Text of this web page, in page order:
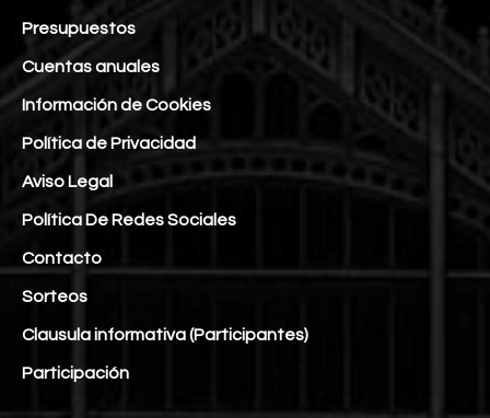
Presupuestos
Cuentas anuales
Información de Cookies
Política de Privacidad
Aviso Legal
Política De Redes Sociales
Contacto
Sorteos
Clausula informativa (Participantes)
Participación